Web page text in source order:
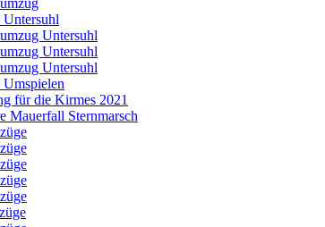
Untersuhl
Untersuhl
Untersuhl
für die Kirmes 2021
Mauerfall Sternmarsch